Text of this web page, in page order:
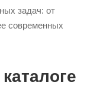
задач: от
современных